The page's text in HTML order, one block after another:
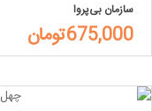
سازمان بی‌پروا
675,000تومان